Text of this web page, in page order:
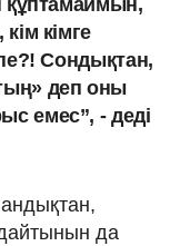
құптамаймын,
кімге
Сондықтан,
деп оны
емес”, - деді
да